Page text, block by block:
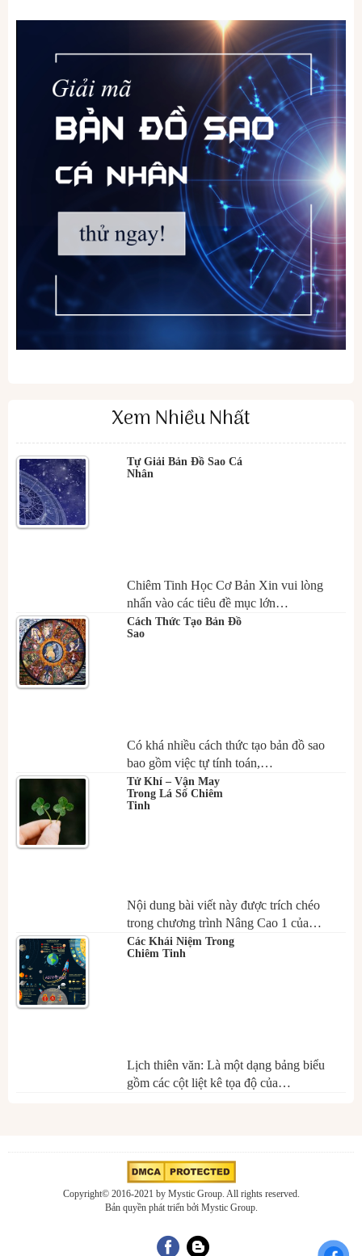
Xem Nhiều Nhất
Tự Giải Bản Đồ Sao Cá
Nhân
Chiêm Tinh Học Cơ Bản Xin vui lòng
nhấn vào các tiêu đề mục lớn…
Cách Thức Tạo Bản Đồ
Sao
Có khá nhiều cách thức tạo bản đồ sao
bao gồm việc tự tính toán,…
Tử Khí – Vận May
Trong Lá Số Chiêm
Tinh
Nội dung bài viết này được trích chéo
trong chương trình Nâng Cao 1 của…
Các Khái Niệm Trong
Chiêm Tinh
Lịch thiên văn: Là một dạng bảng biểu
gồm các cột liệt kê tọa độ của…
Copyright© 2016-2021 by Mystic Group. All rights reserved.
Bản quyền phát triển bởi Mystic Group.